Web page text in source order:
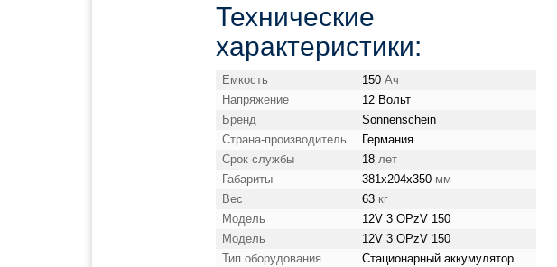
Технические
характеристики:
Емкость 150 Ач
Напряжение
12 Вольт
Бренд
Sonnenschein
Страна-производитель
Германия
Срок службы
18 лет
Габариты
381x204x350 мм
Вес
63 кг
Модель
12V 3 OPzV 150
Модель
12V 3 OPzV 150
Тип оборудования
Стационарный аккумулятор